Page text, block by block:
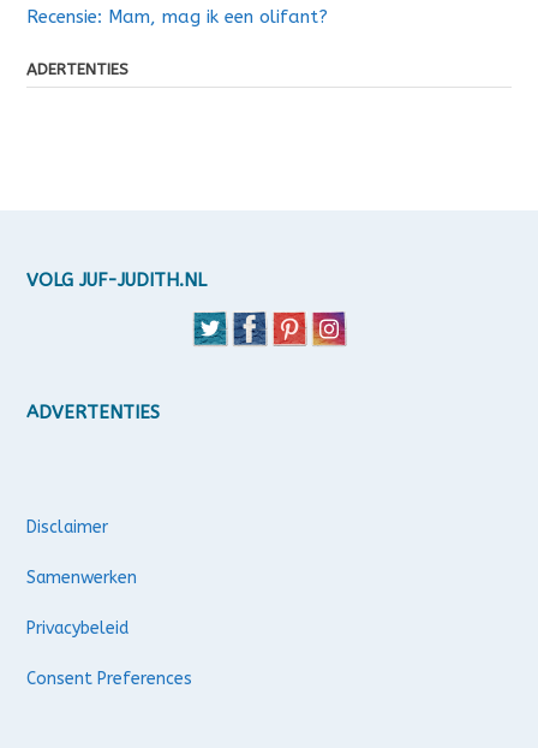
Recensie: Mam, mag ik een olifant?
ADERTENTIES
VOLG JUF-JUDITH.NL
ADVERTENTIES
Disclaimer
Samenwerken
Privacybeleid
Consent Preferences